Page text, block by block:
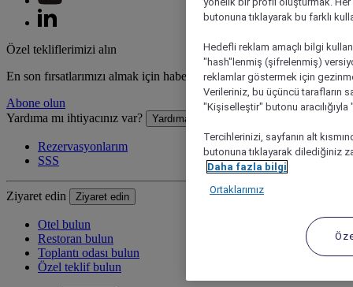
Özel tekliflerimizi alın
En son fırsatlarımızı almak için haber bültenine üye olun
Abone olun
Yardıma mı ihtiyacınız var?
Yardıma mı ihtiyacınız var?
Rezervasyonlarım
SSS
Ziyaret edin Ziyaret edin
Otel bulun
Restoran bulun
Toplantı odası bulun
Özel teklif bulun
butonuna tıklayarak bu farklı
Hedefli reklam amaçlı bilgi
"hash"lenmiş (şifrelenmiş)
reklamlar göstermek için
Verileriniz, bu üçüncü tarafların
"Kişiselleştir" butonu
Tercihlerinizi, sayfanın alt
butonuna tıklayarak dilediğiniz
Daha fazla bilgi
Ortaklarımız